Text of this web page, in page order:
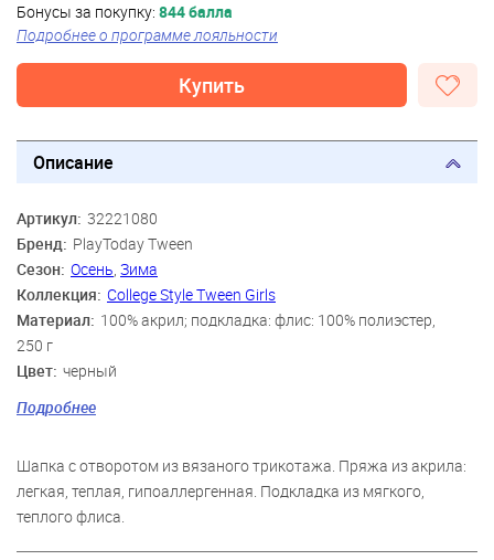
Бонусы за покупку: 844 балла
Подробнее о программе лояльности
Купить
Описание
Артикул: 32221080
Бренд: PlayToday Tween
Сезон: Осень, Зима
Коллекция: College Style Tween Girls
Материал: 100% акрил; подкладка: флис: 100% полиэстер,
250 г
Цвет: черный
Скидка:
Пол: Девочки
Подробнее
Шапка с отворотом из вязаного трикотажа. Пряжа из акрила:
легкая, теплая, гипоаллергенная. Подкладка из мягкого,
теплого флиса.